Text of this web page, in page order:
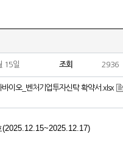
15일 조회 2936
바이오_벤처기업투자신탁 확약서.xlsx
(2025.12.15~2025.12.17)